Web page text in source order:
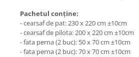
Pachetul conține:
- cearsaf de pat: 230 x 220 cm ±10cm
- cearsaf de pilota: 200 x 220 cm ±10cm
- fata perna (2 buc): 50 x 70 cm ±10cm
- fata perna (2 buc): 70 x 70 cm ±10cm